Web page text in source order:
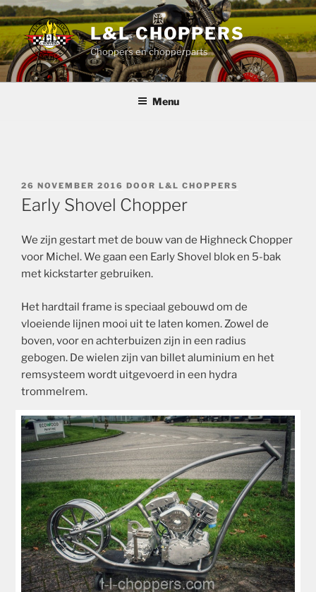
Ga
naar
de
inhoud
L&L CHOPPERS
Choppers en chopperparts
Menu
GEPLAATST
OP
26 NOVEMBER 2016 DOOR L&L CHOPPERS
Early Shovel Chopper
We zijn gestart met de bouw van de Highneck Chopper
voor Michel. We gaan een Early Shovel blok en 5-bak
met kickstarter gebruiken.
Het hardtail frame is speciaal gebouwd om de
vloeiende lijnen mooi uit te laten komen. Zowel de
boven, voor en achterbuizen zijn in een radius
gebogen. De wielen zijn van billet aluminium en het
remsysteem wordt uitgevoerd in een hydra
trommelrem.